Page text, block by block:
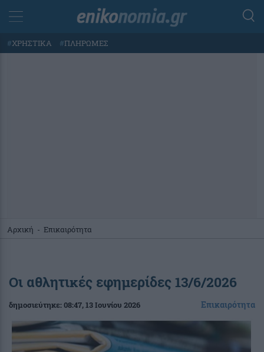
#ΧΡΗΣΤΙΚΑ #ΠΛΗΡΩΜΕΣ
Αρχική - Επικαιρότητα
Οι αθλητικές εφημερίδες 13/6/2026
δημοσιεύτηκε:08:47, 13 Ιουνίου 2026 Επικαιρότητα